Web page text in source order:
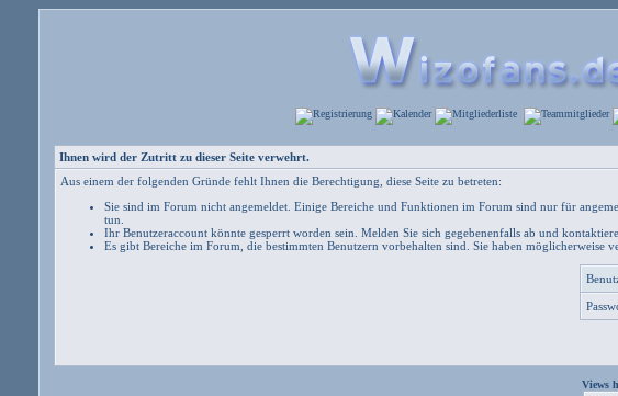
Ihnen wird der Zutritt zu dieser Seite verwehrt.
Aus einem der folgenden Gründe fehlt Ihnen die Berechtigung, diese Seite zu betreten:
Sie sind im Forum nicht angemeldet. Einige Bereiche und Funktionen im Forum sind nur für
tun
Ihr Benutzeraccount könnte gesperrt worden sein. Melden Sie sich gegebenenfalls ab und
Es gibt Bereiche im Forum, die bestimmten Benutzern vorbehalten sind. Sie haben möglicherweise
Views